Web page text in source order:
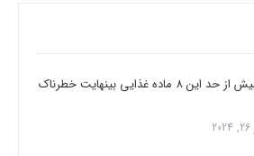
مصرف بیش از حد این 8 ماده غذایی بینهایت خطرناک